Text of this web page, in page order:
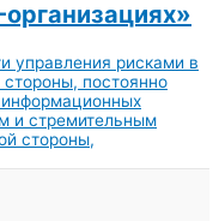
управления рисками в
постоянно
и стремительным
стороны,